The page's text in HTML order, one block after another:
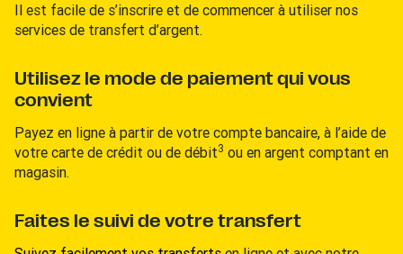
Il est facile de s’inscrire et de commencer à utiliser nos
services de transfert d’argent.
Utilisez le mode de paiement qui vous
convient
Payez en ligne à partir de votre compte bancaire, à l’aide de
votre carte de crédit ou de débit3 ou en argent comptant en
magasin.
Faites le suivi de votre transfert